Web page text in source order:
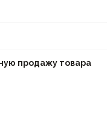
продажу товара